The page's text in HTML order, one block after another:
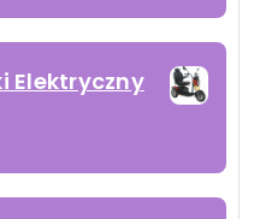
Elektryczny